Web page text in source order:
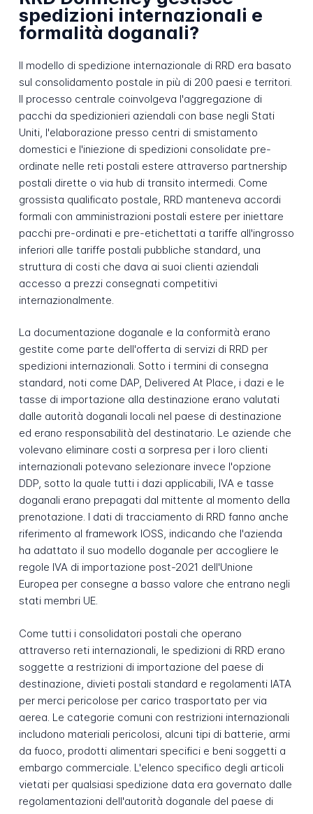
spedizioni internazionali e
formalità doganali?
Il modello di spedizione internazionale di RRD era basato
sul consolidamento postale in più di 200 paesi e territori.
Il processo centrale coinvolgeva l'aggregazione di
pacchi da spedizionieri aziendali con base negli Stati
Uniti, l'elaborazione presso centri di smistamento
domestici e l'iniezione di spedizioni consolidate pre-
ordinate nelle reti postali estere attraverso partnership
postali dirette o via hub di transito intermedi. Come
grossista qualificato postale, RRD manteneva accordi
formali con amministrazioni postali estere per iniettare
pacchi pre-ordinati e pre-etichettati a tariffe all'ingrosso
inferiori alle tariffe postali pubbliche standard, una
struttura di costi che dava ai suoi clienti aziendali
accesso a prezzi consegnati competitivi
internazionalmente.
La documentazione doganale e la conformità erano
gestite come parte dell'offerta di servizi di RRD per
spedizioni internazionali. Sotto i termini di consegna
standard, noti come DAP, Delivered At Place, i dazi e le
tasse di importazione alla destinazione erano valutati
dalle autorità doganali locali nel paese di destinazione
ed erano responsabilità del destinatario. Le aziende che
volevano eliminare costi a sorpresa per i loro clienti
internazionali potevano selezionare invece l'opzione
DDP, sotto la quale tutti i dazi applicabili, IVA e tasse
doganali erano prepagati dal mittente al momento della
prenotazione. I dati di tracciamento di RRD fanno anche
riferimento al framework IOSS, indicando che l'azienda
ha adattato il suo modello doganale per accogliere le
regole IVA di importazione post-2021 dell'Unione
Europea per consegne a basso valore che entrano negli
stati membri UE.
Come tutti i consolidatori postali che operano
attraverso reti internazionali, le spedizioni di RRD erano
soggette a restrizioni di importazione del paese di
destinazione, divieti postali standard e regolamenti IATA
per merci pericolose per carico trasportato per via
aerea. Le categorie comuni con restrizioni internazionali
includono materiali pericolosi, alcuni tipi di batterie, armi
da fuoco, prodotti alimentari specifici e beni soggetti a
embargo commerciale. L'elenco specifico degli articoli
vietati per qualsiasi spedizione data era governato dalle
regolamentazioni dell'autorità doganale del paese di